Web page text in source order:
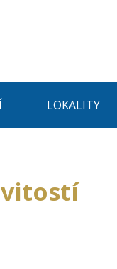
LOKALITY